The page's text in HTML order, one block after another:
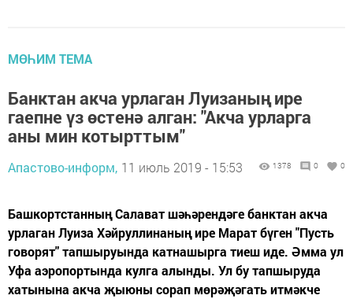
МӨҺИМ ТЕМА
Банктан акча урлаган Луизаның ире
гаепне үз өстенә алган: "Акча урларга
аны мин котырттым"
Апастово-информ, 11 июль 2019 - 15:53 1378 0 0
Башкортстанның Салават шәһәрендәге банктан акча
урлаган Луиза Хәйруллинаның ире Марат бүген "Пусть
говорят" тапшыруында катнашырга тиеш иде. Әмма ул
Уфа аэропортында кулга алынды. Ул бу тапшыруда
хатынына акча җыюны сорап мөрәҗәгать итмәкче